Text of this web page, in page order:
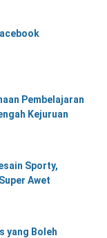
Pembelajaran
Kejuruan
Sporty,
Awet
yang Boleh